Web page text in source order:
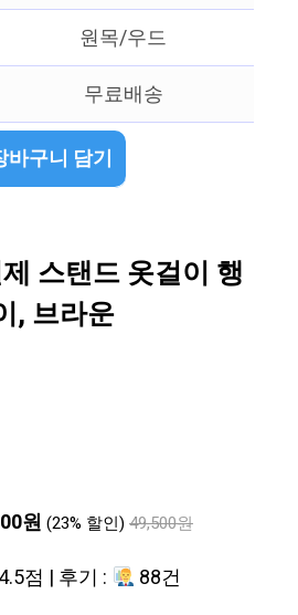
원목/우드
무료배송
바구니 담기
스탠드 옷걸이 행
, 브라운
원 (23% 할인) 49,500원
점 | 후기 : 88건